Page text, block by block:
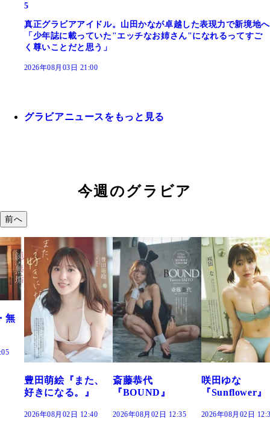
5
真正グラビアアイドル。山田かなが卓越した表現力で新境地へ
「少年誌に載っていた"エッチなお姉さん"になれるってすご
く尊いことだと思う」
2026年08月03日 21:00
グラビアニュースをもっと見る
今週のグラビア
前へ
斎藤恭代
『BOUND』
2026年08月02日 12:35
咲田ゆな
『Sunflower』
2026年08月02日 12:30
藤水咲桜『花
だまり』
2026年08月02日